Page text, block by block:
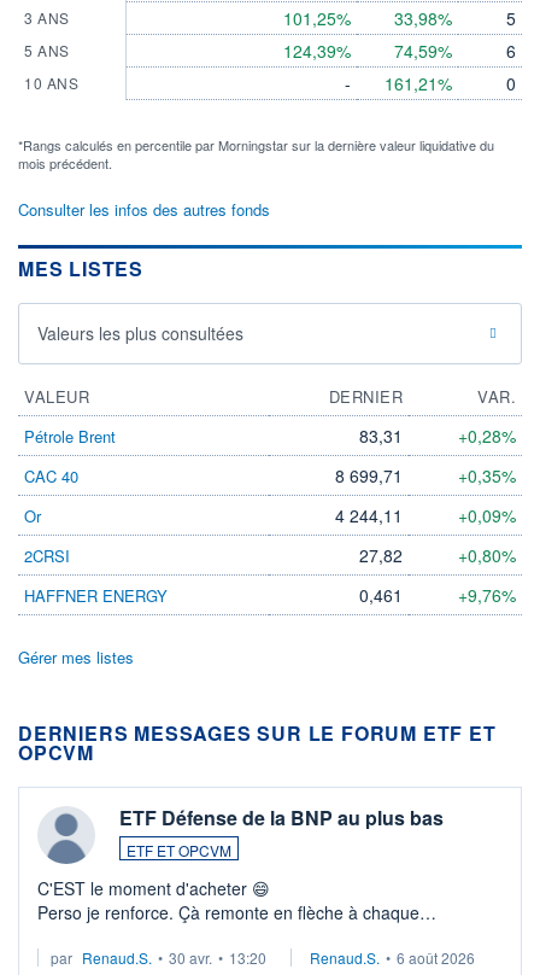
3 ANS
5 ANS
10 ANS
101,25%
124,39%
-
33,98%
74,59%
161,21%
5
6
0
*Rangs calculés en percentile par Morningstar sur la dernière valeur liquidative du
mois précédent.
Consulter les infos des autres fonds
MES LISTES
Valeurs les plus consultées
VALEUR DERNIER
VAR.
Pétrole Brent
83,31 +0,28%
CAC 40 8 699,71 +0,35%
Or 4 244,11 +0,09%
2CRSI 27,82 +0,80%
HAFFNER ENERGY 0,461 +9,76%
Gérer mes listes
DERNIERS MESSAGES SUR LE FORUM ETF ET
OPCVM
ETF Défense de la BNP au plus bas
ETF ET OPCVM
C'EST le moment d'acheter 😄​
Perso je renforce. Çà remonte en flèche à chaque
Investissement long terme tip top pour sa retraite.
par Renaud.S. • 30 avr. • 13:20 Renaud.S. • 6 août 2026